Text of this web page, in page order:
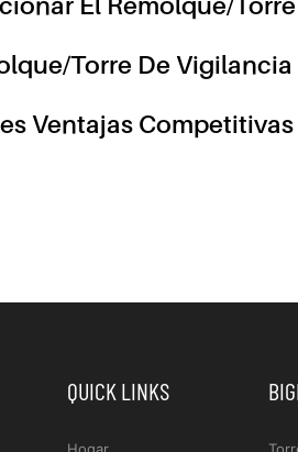
torre De
Ventajas
QUICK LINKS
Hogar